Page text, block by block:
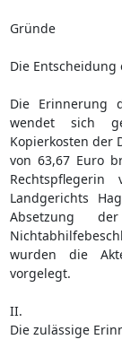
Gründe
Die
Die Erinnerung
wendet sich
Kopierkosten der
von 63,67 Euro
Rechtspflegerin
Landgerichts
Absetzung
wurden die
vorgelegt.
II.
Die zulässige